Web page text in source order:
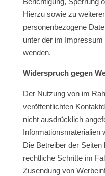
Hierzu sowie zu
personenbezogene
unter der im
wenden.
Widerspruch gegen
Der Nutzung von im
veröffentlichten
nicht ausdrücklich
Informationsmaterialien
Die Betreiber der
rechtliche Schritte im
Zusendung von